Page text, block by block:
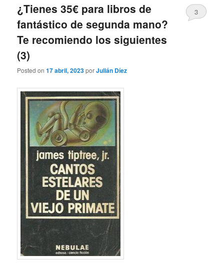
¿Tienes 35€ para libros de
fantástico de segunda mano?
Te recomiendo los siguientes
(3)
Posted on17 abril, 2023porJulián Díez
3